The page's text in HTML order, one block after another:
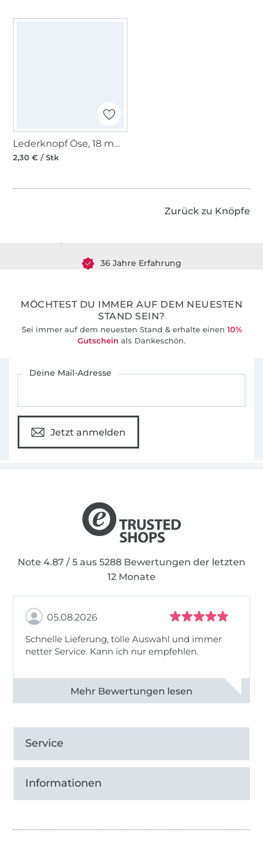
Lederknopf Öse, 18 mm, matt dunkelbraun
2,30 € / Stk
Zurück zu Knöpfe
36 Jahre Erfahrung
MÖCHTEST DU IMMER AUF DEM NEUESTEN
STAND SEIN?
Sei immer auf dem neuesten Stand & erhalte einen 10%
Gutschein als Dankeschön.
Deine Mail-Adresse
Jetzt anmelden
Note 4.87 / 5 aus 5288 Bewertungen der letzten
12 Monate
05.08.2026
Schnelle Lieferung, tolle Auswahl und immer
netter Service. Kann ich nur empfehlen.
Alle 82930 Bewertungen ansehen
Service
Informationen